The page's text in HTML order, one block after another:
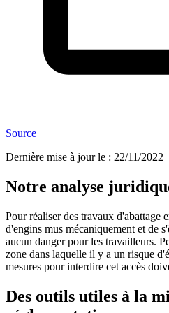
Source
Dernière mise à jour le : 22/11/2022
Notre analyse
Pour réaliser des travaux d'abattage
d'engins mus mécaniquement et de
aucun danger pour les travailleurs.
zone dans laquelle il y a un risque
mesures pour interdire cet accès
Des outils utiles à la